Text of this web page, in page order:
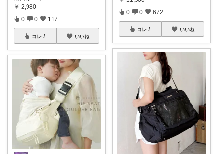
￥ 2,980
0 0 117
コレ いいね
0 0 672
コレ いいね